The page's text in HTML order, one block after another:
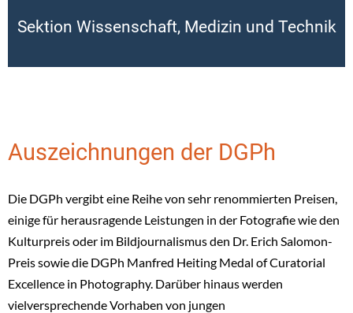
Sektion Wissenschaft, Medizin und Technik
Auszeichnungen der DGPh
Die DGPh vergibt eine Reihe von sehr renommierten Preisen,
einige für herausragende Leistungen in der Fotografie wie den
Kulturpreis oder im Bildjournalismus den Dr. Erich Salomon-
Preis sowie die DGPh Manfred Heiting Medal of Curatorial
Excellence in Photography. Darüber hinaus werden
vielversprechende Vorhaben von jungen